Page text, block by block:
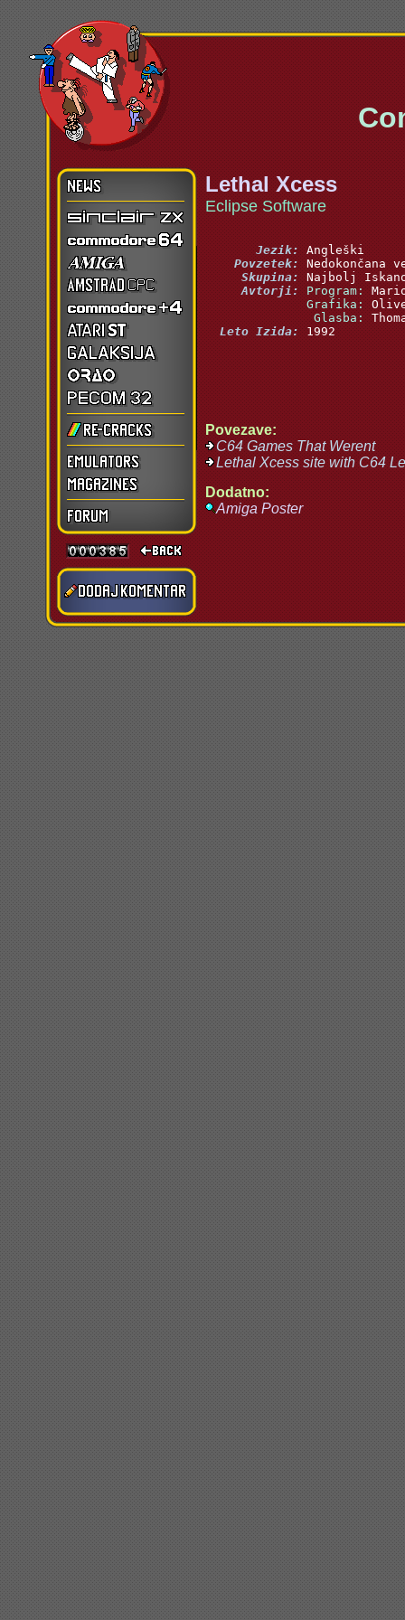
Lethal Xcess
Eclipse Software
       Jezik:
    Povzetek:
     Skupina:
     Avtorji:
Program:
Grafika:
  Glasba:
  Leto Izida:
Povezave:
C64 Games That Werent
Lethal Xcess site with C64
Dodatno:
Amiga Poster